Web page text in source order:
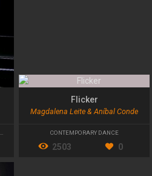
Flicker
Magdalena Leite & Aníbal Conde
CONTEMPORARY DANCE
2503 0